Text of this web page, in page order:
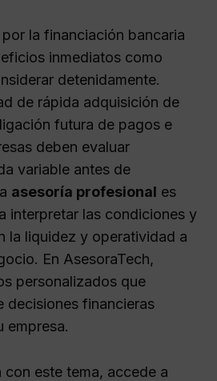
la financiación bancaria
inmediatos como
detenidamente.
de rápida adquisición de
futura de pagos e
deben evaluar
variable antes de
asesoría profesional es
interpretar las condiciones y
la liquidez y operatividad a
En AsesoraTech,
personalizados que
decisiones financieras
empresa.
con este tema, accede a